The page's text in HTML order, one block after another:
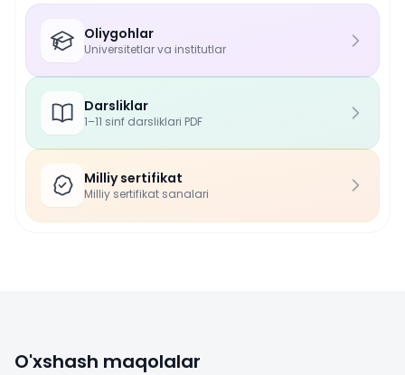
Oliygohlar
Universitetlar va institutlar
Darsliklar
1–11 sinf darsliklari PDF
Milliy sertifikat
Milliy sertifikat sanalari
O'xshash maqolalar